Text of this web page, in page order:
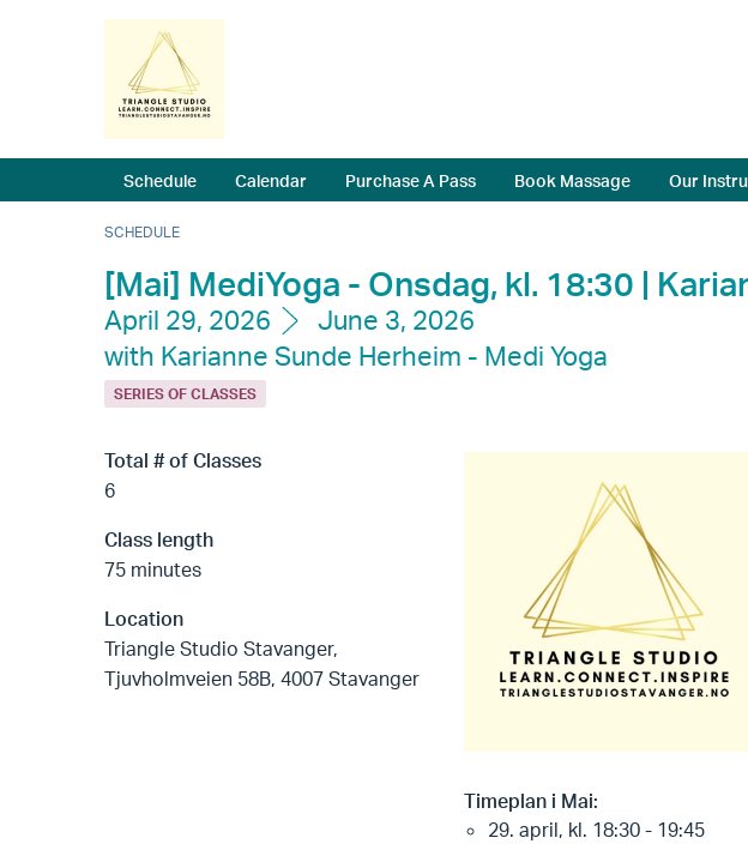
Schedule Calendar Purchase A Pass Book Massage Our
SCHEDULE
[Mai] MediYoga - Onsdag, kl. 18:30 |
April 29, 2026
June 3, 2026
with Karianne Sunde Herheim - Medi Yoga
SERIES OF CLASSES
Total # of Classes
6
Class length
75 minutes
Location
Triangle Studio Stavanger,
Tjuvholmveien 58B, 4007 Stavanger
Timeplan i Mai:
29. april, kl. 18:30 - 19:45